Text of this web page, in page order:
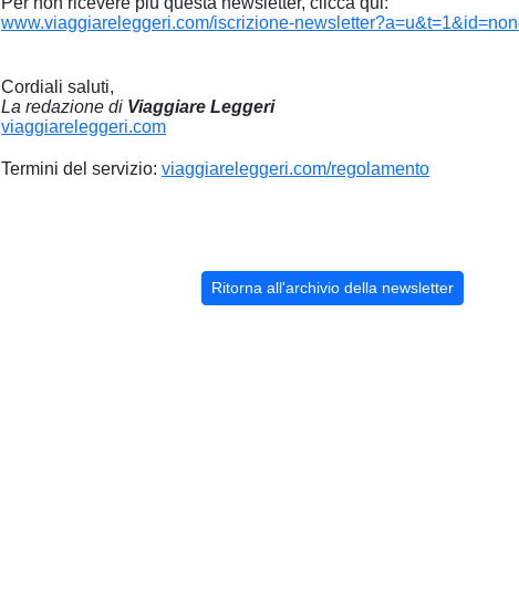
www.viaggiareleggeri.com/iscrizione-
Cordiali saluti,
La redazione di Viaggiare Leggeri
viaggiareleggeri.com
Termini del servizio: viaggiareleggeri.com/regolamento
Ritorna all'archivio della newsletter